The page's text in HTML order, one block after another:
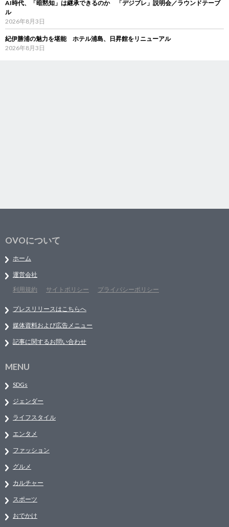
AI時代、「暗黙知」は継承できるのか 「デジブレ」説明会／ラウンドテーブ
ル
2026年8月3日
紀伊勝浦の魅力を堪能 ホテル浦島、日昇館をリニューアル
2026年8月3日
OVOについて
ホーム
運営会社
利用規約
サイトポリシー プライバシーポリシー
プレスリリースはこちらへ
媒体資料および広告メニュー
記事に関するお問い合わせ
MENU
SDGs
ジェンダー
ライフスタイル
エンタメ
ファッション
グルメ
カルチャー
スポーツ
おでかけ